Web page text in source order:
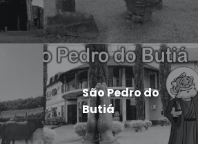
São Pedro do
Butiá